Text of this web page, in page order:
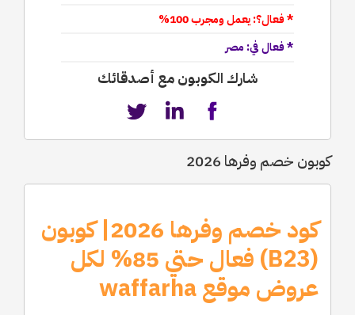
* فعال؟: يعمل ومجرب 100%
* فعال في: مصر
شارك الكوبون مع أصدقائك
كوبون خصم وفرها 2026
كود خصم وفرها 2026| كوبون
(B23) فعال حتي 85% لكل
عروض موقع waffarha